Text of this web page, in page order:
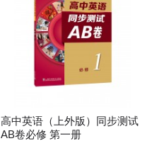
高中英语（上外版）同步测试
AB卷必修 第一册